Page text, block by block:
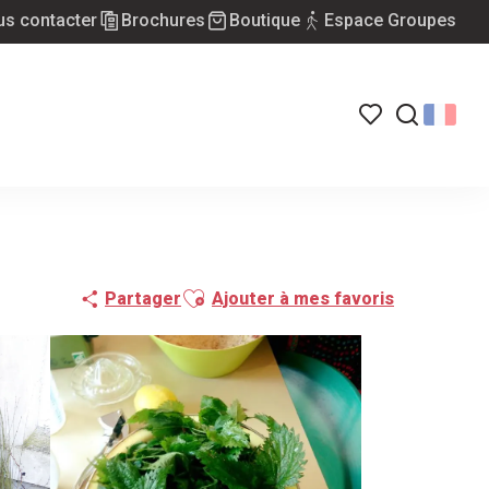
contacter Brochures Boutique Espace Groupes
PartagerAjouter aux favoris
Ajouter à mes favoris